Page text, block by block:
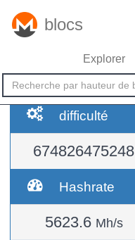
blocs
Explorer
difficulté
674826475248
Hashrate
5623.6 Mh/s